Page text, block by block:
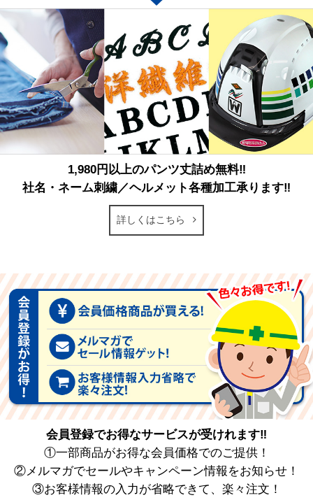
1,980円以上のパンツ丈詰め無料‼
社名・ネーム刺繍／ヘルメット各種加工承ります‼
詳しくはこちら
会員登録でお得なサービスが受けれます‼
①一部商品がお得な会員価格でのご提供！
②メルマガでセールやキャンペーン情報をお知らせ！
③お客様情報の入力が省略できて、楽々注文！